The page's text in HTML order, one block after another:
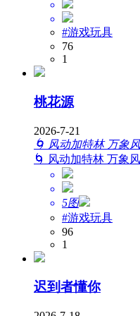
#游戏玩具
76
1
桃花源
2026-7-21
🌀 风动加特林 万象
🌀 风动加特林 万象
5图
#游戏玩具
96
1
迟到者懂你